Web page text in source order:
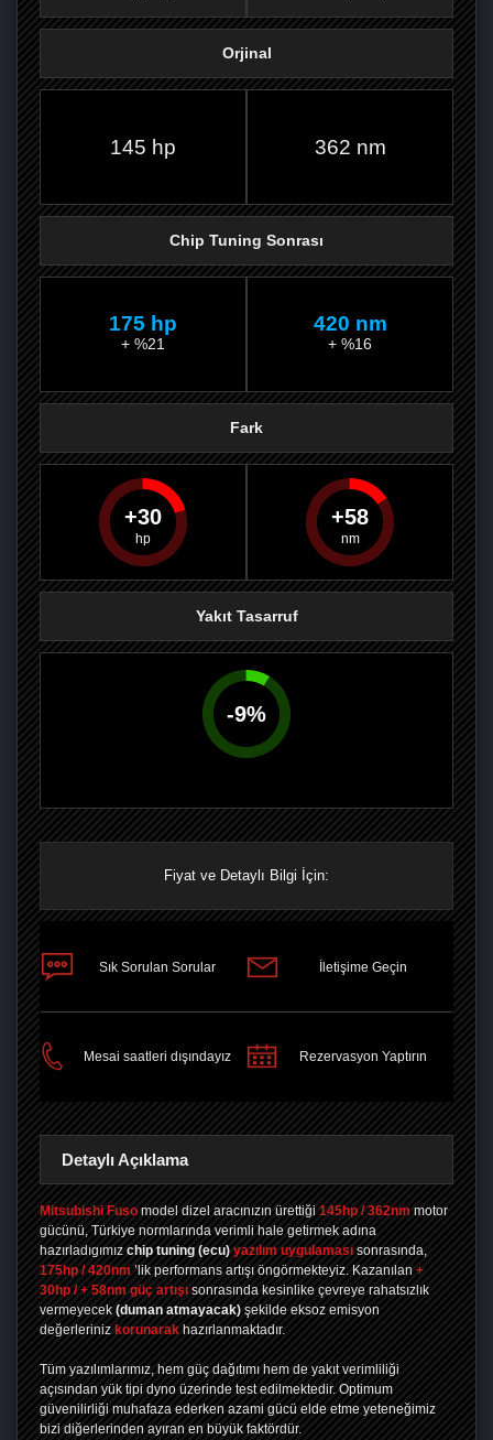
PAYLAŞPAYLAŞPLUS'TA
Orjinal
145 hp 362 nm
Chip Tuning Sonrası
175 hp
+ %21
420 nm
+ %16
Fark
30 58
Yakıt Tasarruf
-9%
Fiyat ve Detaylı Bilgi İçin:
Sık Sorulan Sorular İletişime Geçin
Mesai saatleri dışındayız Rezervasyon Yaptırın
Detaylı Açıklama
Mitsubishi Fuso model dizel aracınızın ürettiği 145hp / 362nm motor
gücünü, Türkiye normlarında verimli hale getirmek adına
hazırladıgımız chip tuning (ecu) yazılım uygulaması sonrasında,
175hp / 420nm ’lik performans artışı öngörmekteyiz. Kazanılan +
30hp / + 58nm güç artışı sonrasında kesinlike çevreye rahatsızlık
vermeyecek (duman atmayacak) şekilde eksoz emisyon
değerleriniz korunarak hazırlanmaktadır.
Tüm yazılımlarımız, hem güç dağıtımı hem de yakıt verimliliği
açısından yük tipi dyno üzerinde test edilmektedir. Optimum
güvenilirliği muhafaza ederken azami gücü elde etme yeteneğimiz
bizi diğerlerinden ayıran en büyük faktördür.